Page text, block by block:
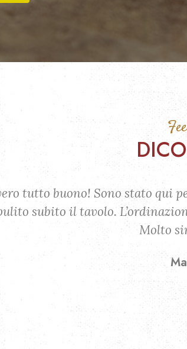
tutto buono! Sono stato qui
subito il tavolo.
Molto